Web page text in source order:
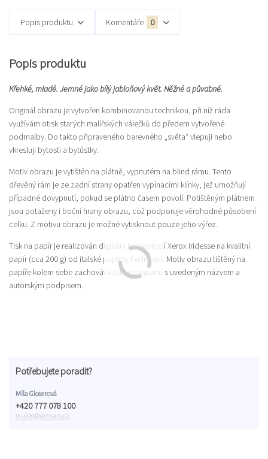
Popis produktu Komentáře 0
Popis produktu
Křehké, mladé. Jemné jako bílý jabloňový květ. Něžné a půvabné.
Originál obrazu je vytvořen kombinovanou technikou, při níž ráda
využívám otisk starých malířských válečků do předem vytvořené
podmalby. Do takto připraveného barevného „světa“ vlepuji nebo
vkresluji bytosti a bytůstky.
Motiv obrazu je vytištěn na plátně, vypnutém na blind rámu. Tento
dřevěný rám je ze zadní strany opatřen vypínacími klínky, jež umožňují
případné dovypnutí, pokud se plátno časem povolí. Potištěným plátnem
jsou potaženy i boční hrany obrazu, což podporuje věrohodné působení
celku. Z motivu obrazu je možné vytisknout pouze jeho výřez.
Tisk na papír je realizován digitální technologií Xerox Iridesse na kvalitní
papír (cca 200 g) od italské papírny Fedrigoni. Motiv obrazu tištěný na
papíře kolem sebe zachovává bílou paspartu s uvedeným názvem a
autorským podpisem.
Potřebujete poradit?
Míla Gloserová
+420 777 078 100
mulim@seznam.cz